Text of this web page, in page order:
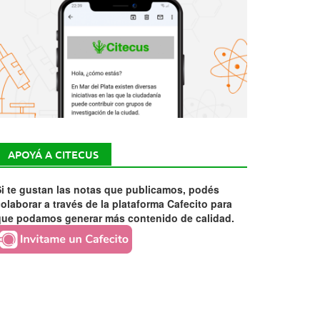
APOYÁ A CITECUS
te gustan las notas que publicamos, podés
a través de la plataforma Cafecito para
podamos generar más contenido de calidad.